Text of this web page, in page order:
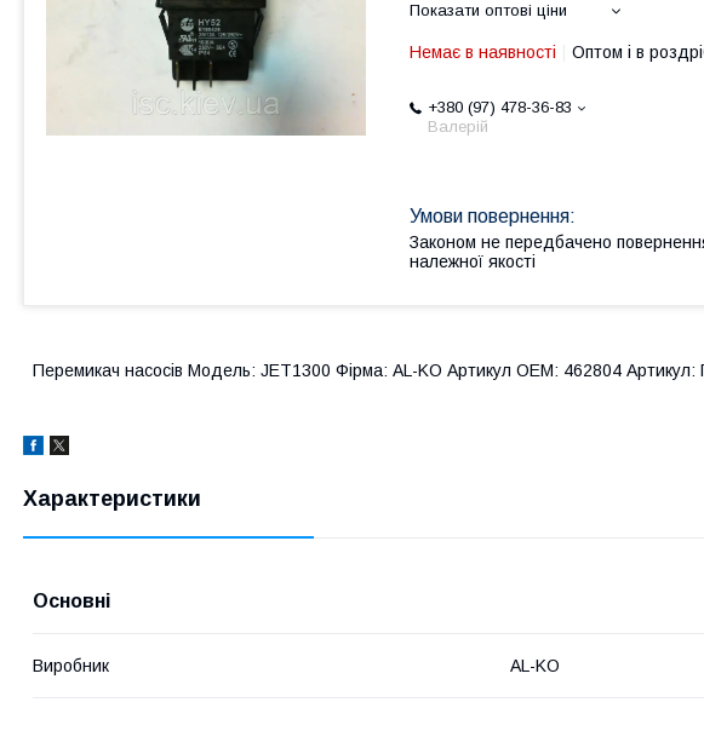
Показати оптові ціни
Немає в наявності Оптом і в
+380 (97) 478-36-83
Валерій
Законом не передбачено
належної якості
Перемикач насосів Модель: JET1300 Фірма: AL-KO Артикул OEM: 462804 Артикул:
Характеристики
Основні
Виробник AL-KO